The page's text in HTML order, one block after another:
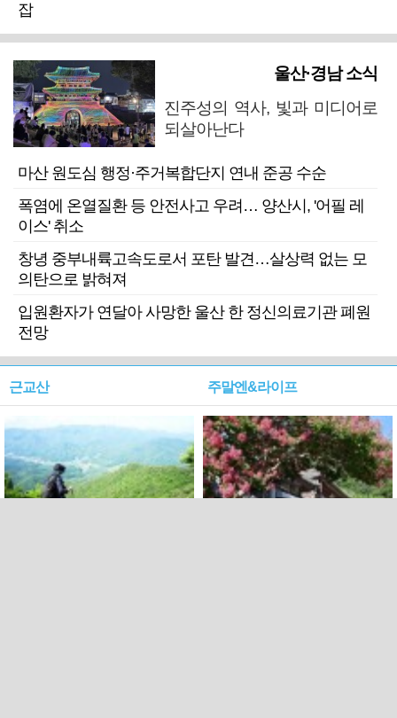
잡
울산·경남 소식
진주성의 역사, 빛과 미디어로
되살아난다
마산 원도심 행정·주거복합단지 연내 준공 수순
폭염에 온열질환 등 안전사고 우려… 양산시, '어필 레
이스' 취소
창녕 중부내륙고속도로서 포탄 발견…살상력 없는 모
의탄으로 밝혀져
입원환자가 연달아 사망한 울산 한 정신의료기관 폐원
전망
근교산 주말엔&라이프